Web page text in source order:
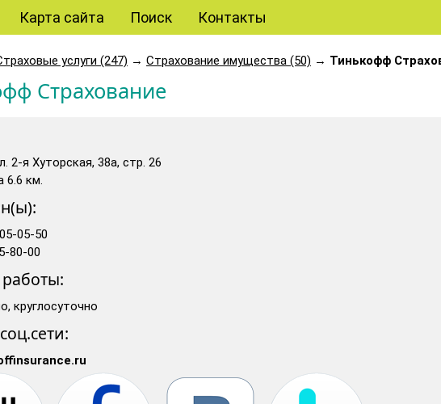
Карта сайта Поиск Контакты
услуги (247) → Страхование имущества (50) → Тинькофф
Страхование
2-я Хуторская, 38а, стр. 26
6.6 км.
05-50
80-00
круглосуточно